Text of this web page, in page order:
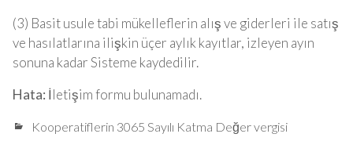
(3) Basit usule tabi mükelleflerin alış ve giderleri ile satış
ve hasılatlarına ilişkin üçer aylık kayıtlar, izleyen ayın
sonuna kadar Sisteme kaydedilir.
Hata: İletişim formu bulunamadı.
Kooperatiflerin 3065 Sayılı Katma Değer vergisi